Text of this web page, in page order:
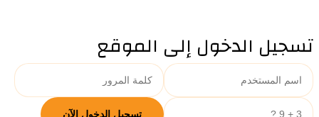
تسجيل الدخول إلى الموقع